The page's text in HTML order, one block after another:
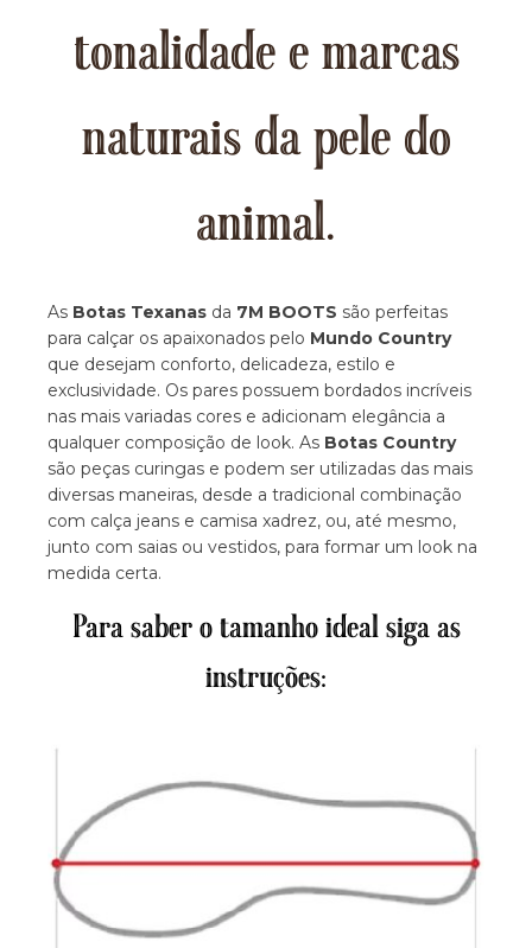
tonalidade e marcas
naturais da pele do
animal.
As Botas Texanas da 7M BOOTS são perfeitas
para calçar os apaixonados pelo Mundo Country
que desejam conforto, delicadeza, estilo e
exclusividade. Os pares possuem bordados incríveis
nas mais variadas cores e adicionam elegância a
qualquer composição de look. As Botas Country
são peças curingas e podem ser utilizadas das mais
diversas maneiras, desde a tradicional combinação
com calça jeans e camisa xadrez, ou, até mesmo,
junto com saias ou vestidos, para formar um look na
medida certa.
Para saber o tamanho ideal siga as
instruções: